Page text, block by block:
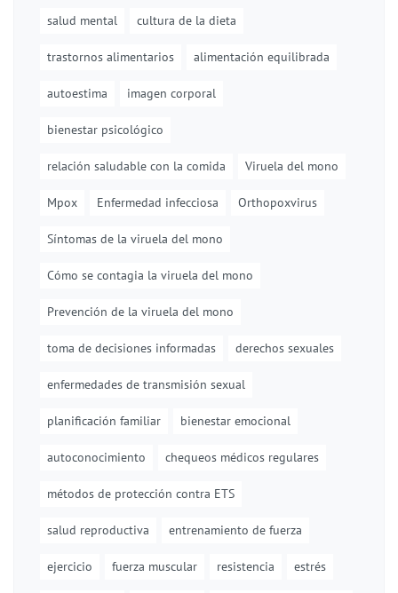
salud mental cultura de la dieta
trastornos alimentarios alimentación equilibrada
autoestima imagen corporal
bienestar psicológico
relación saludable con la comida Viruela del mono
Mpox Enfermedad infecciosa Orthopoxvirus
Síntomas de la viruela del mono
Cómo se contagia la viruela del mono
Prevención de la viruela del mono
toma de decisiones informadas derechos sexuales
enfermedades de transmisión sexual
planificación familiar bienestar emocional
autoconocimiento chequeos médicos regulares
métodos de protección contra ETS
salud reproductiva entrenamiento de fuerza
ejercicio fuerza muscular resistencia estrés